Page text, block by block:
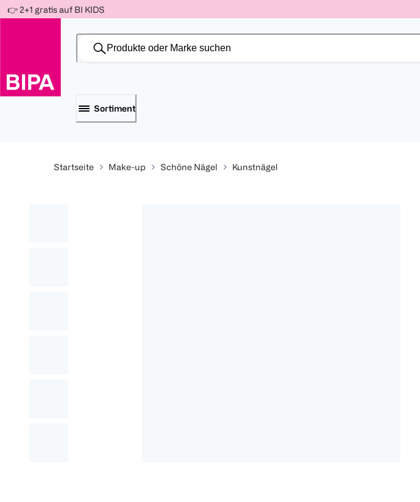
-10%
Für
150 Ös
-15%
Für
300 Ös
-20%
Für
500 Ös
Weiter
zum
👉 2+1 gratis auf BI KIDS
Sortiment
Startseite Make-up Schöne Nägel Kunstnägel